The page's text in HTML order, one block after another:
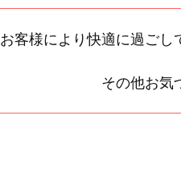
お客様により快適に過ごし
その他お気